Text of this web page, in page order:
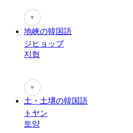
♥
地峡の韓国語
ジヒョッブ
지협
♥
土・土壌の韓国語
トヤン
토양